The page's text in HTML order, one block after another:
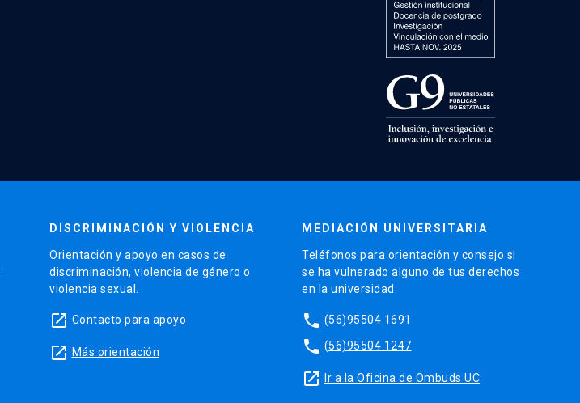
DISCRIMINACIÓN Y VIOLENCIA
Orientación y apoyo en casos de
discriminación, violencia de género o
violencia sexual.
launch Contacto para apoyo
launch Más orientación
MEDIACIÓN UNIVERSITARIA
Teléfonos para orientación y consejo si
se ha vulnerado alguno de tus derechos
en la universidad.
phone (56)95504 1691
phone (56)95504 1247
launch Ir a la Oficina de Ombuds UC